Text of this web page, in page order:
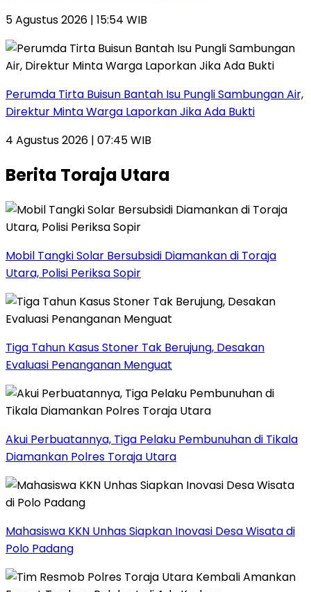
5 Agustus 2026 | 15:54 WIB
Perumda Tirta Buisun Bantah Isu Pungli Sambungan Air,
Direktur Minta Warga Laporkan Jika Ada Bukti
4 Agustus 2026 | 07:45 WIB
Berita Toraja Utara
Mobil Tangki Solar Bersubsidi Diamankan di Toraja
Utara, Polisi Periksa Sopir
Tiga Tahun Kasus Stoner Tak Berujung, Desakan
Evaluasi Penanganan Menguat
Akui Perbuatannya, Tiga Pelaku Pembunuhan di Tikala
Diamankan Polres Toraja Utara
Mahasiswa KKN Unhas Siapkan Inovasi Desa Wisata di
Polo Padang